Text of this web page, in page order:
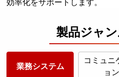
効率化をサポートします。
製品ジャ
業務システム
コミュニ
ョン